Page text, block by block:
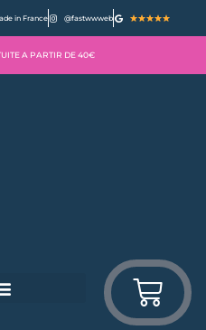
in France @fastwwweb
A PARTIR DE 40€